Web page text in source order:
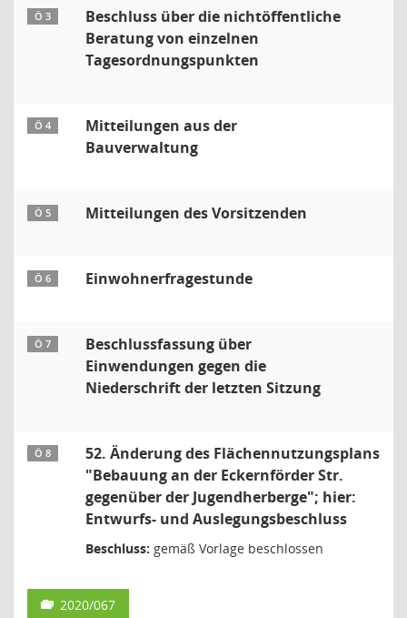
Ö 3
Beschluss über die nichtöffentliche
Beratung von einzelnen
Tagesordnungspunkten
Ö 4
Mitteilungen aus der
Bauverwaltung
Ö 5 Mitteilungen des Vorsitzenden
Ö 6 Einwohnerfragestunde
Ö 7
Beschlussfassung über
Einwendungen gegen die
Niederschrift der letzten Sitzung
Ö 8
52. Änderung des Flächennutzungsplans
"Bebauung an der Eckernförder Str.
gegenüber der Jugendherberge"; hier:
Entwurfs- und Auslegungsbeschluss
Beschluss: gemäß Vorlage beschlossen
2020/067